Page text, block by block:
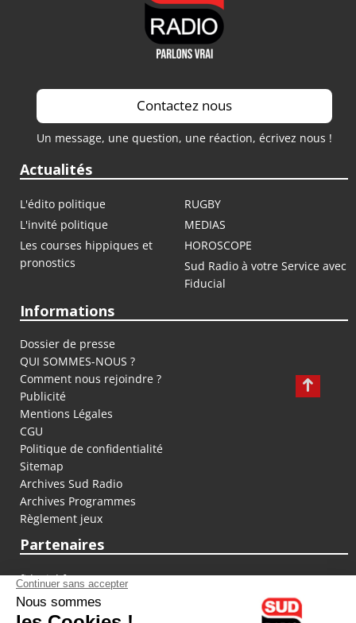
Contactez nous
Un message, une question, une réaction, écrivez nous !
Actualités
L'édito politique
RUGBY
L'invité politique
MEDIAS
Les courses hippiques et
pronostics
HOROSCOPE
Sud Radio à votre Service avec
Fiducial
Informations
Dossier de presse
QUI SOMMES-NOUS ?
Comment nous rejoindre ?
Publicité
Mentions Légales
CGU
Politique de confidentialité
Sitemap
Archives Sud Radio
Archives Programmes
Règlement jeux
Partenaires
fiducial.fr
lyoncapitale.fr